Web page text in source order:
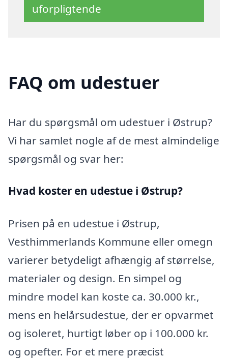
uforpligtende
FAQ om udestuer
Har du spørgsmål om udestuer i Østrup?
Vi har samlet nogle af de mest almindelige
spørgsmål og svar her:
Hvad koster en udestue i Østrup?
Prisen på en udestue i Østrup,
Vesthimmerlands Kommune eller omegn
varierer betydeligt afhængig af størrelse,
materialer og design. En simpel og
mindre model kan koste ca. 30.000 kr.,
mens en helårsudestue, der er opvarmet
og isoleret, hurtigt løber op i 100.000 kr.
og opefter. For et mere præcist